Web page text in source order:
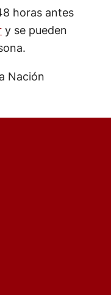
horas antes
y se pueden
Nación